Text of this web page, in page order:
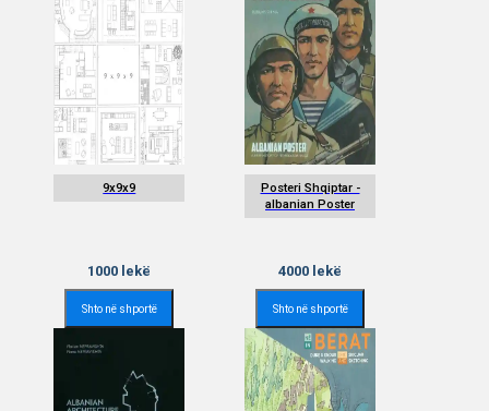
9x9x9
1000 lekë
Shto në shportë
Posteri Shqiptar -
albanian Poster
4000 lekë
Shto në shportë